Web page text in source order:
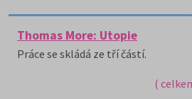
Thomas More: Utopie
Práce se skládá ze tří částí.
(